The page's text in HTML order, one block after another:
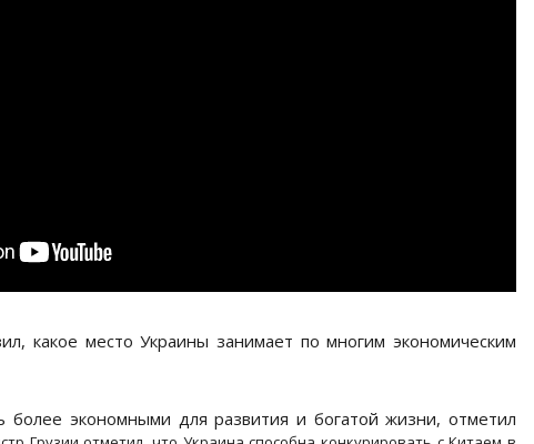
какое место Украины занимает по многим экономическим
экономными для развития и богатой жизни, отметил